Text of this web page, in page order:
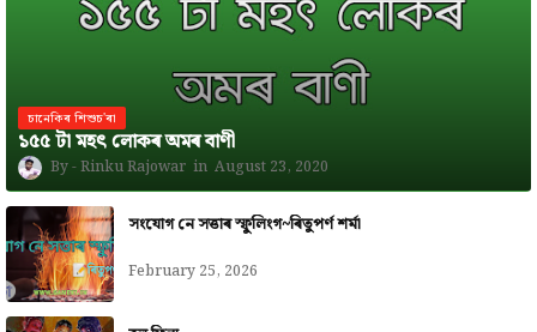
চানেকিৰ শিশুচ'ৰা
১৫৫ টা মহৎ লোকৰ অমৰ বাণী
Rinku Rajowar August 23, 2020
সংযোগ নে সত্তাৰ স্ফুলিংগ~ৰিতুপৰ্ণ শৰ্মা
February 25, 2026